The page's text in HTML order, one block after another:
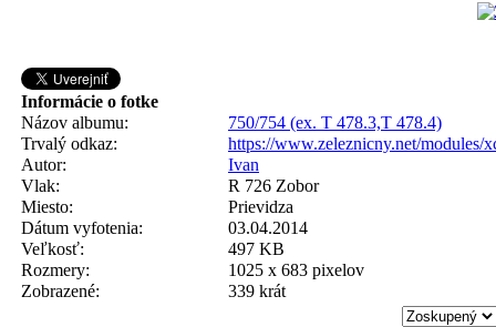
Informácie o fotke
Názov albumu:
750/754 (ex. T 478.3,T 478.4)
Trvalý odkaz:
https://www.zeleznicny.net/modules/
Autor:
Ivan
Vlak:
R 726 Zobor
Miesto:
Prievidza
Dátum vyfotenia:
03.04.2014
Veľkosť:
497 KB
Rozmery:
1025 x 683 pixelov
Zobrazené:
339 krát